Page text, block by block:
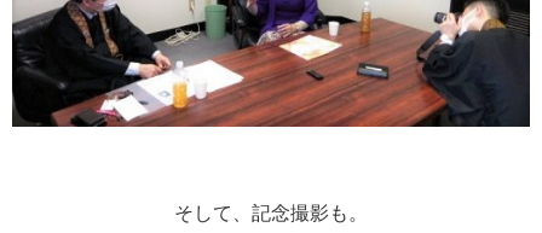
そして、記念撮影も。